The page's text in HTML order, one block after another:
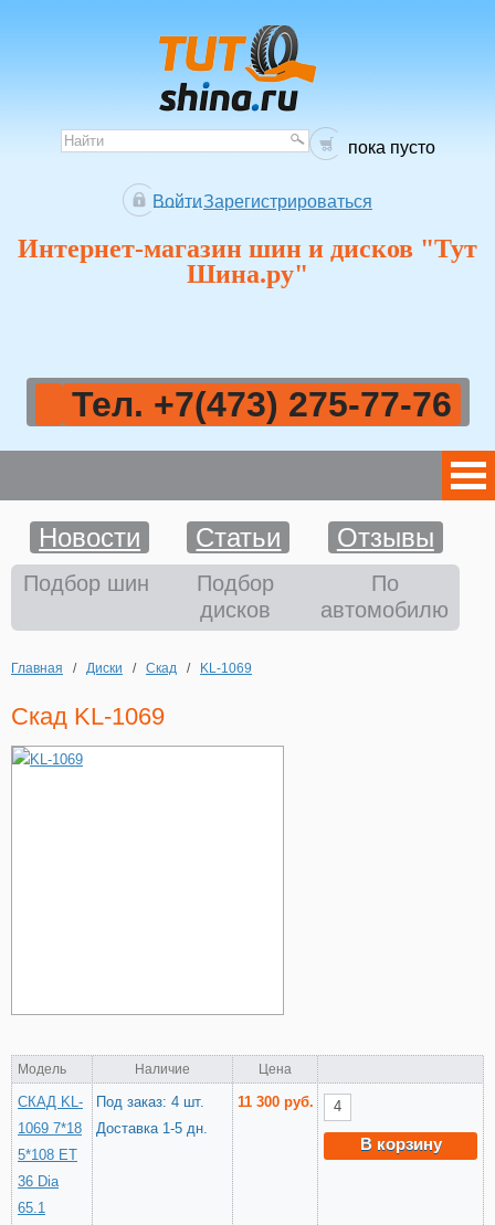
пока пусто
Зарегистрироваться
Войти
Интернет-магазин шин и дисков "Тут
Шина.ру"
Тел. +7(473) 275-77-76
Шины
Диски
Аккумуляторы
Аксессуары
Новости Статьи Отзывы
Подбор шин
Подбор
дисков
По
автомобилю
Главная / Диски / Скад / KL-1069
Скад KL-1069
Модель Наличие Цена
СКАД KL-
1069 7*18
5*108 ET
36 Dia
65.1
Под заказ: 4 шт.
Доставка 1-5 дн.
11 300 руб.
В корзину